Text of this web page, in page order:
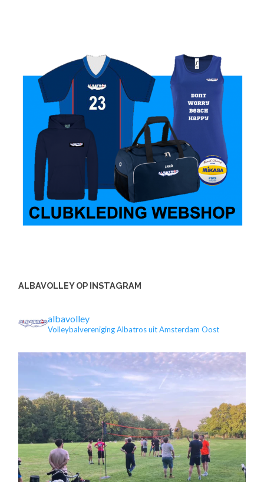
ALBAVOLLEY OP INSTAGRAM
albavolley
Volleybalvereniging Albatros uit Amsterdam Oost